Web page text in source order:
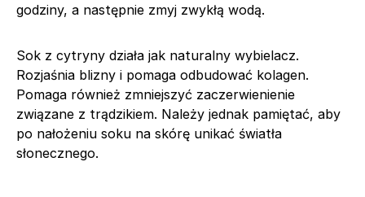
godziny, a następnie zmyj zwykłą wodą.
Sok z cytryny działa jak naturalny wybielacz.
Rozjaśnia blizny i pomaga odbudować kolagen.
Pomaga również zmniejszyć zaczerwienienie
związane z trądzikiem. Należy jednak pamiętać, aby
po nałożeniu soku na skórę unikać światła
słonecznego.